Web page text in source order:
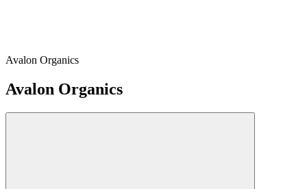
Avalon Organics
Avalon Organics